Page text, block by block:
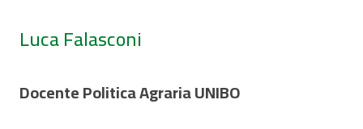
Luca Falasconi
Docente Politica Agraria UNIBO